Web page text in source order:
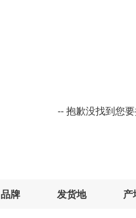
-- 抱歉没找到您
品牌 发货地 产